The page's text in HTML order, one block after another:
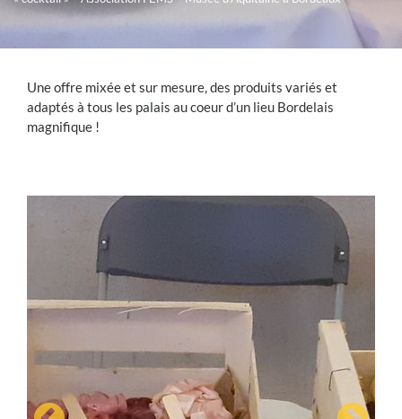
Une offre mixée et sur mesure, des produits variés et
adaptés à tous les palais au coeur d’un lieu Bordelais
magnifique !